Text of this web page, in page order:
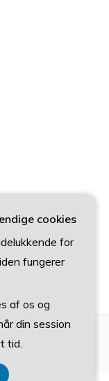
cookies
for
fungerer
af os og
din session
tid.